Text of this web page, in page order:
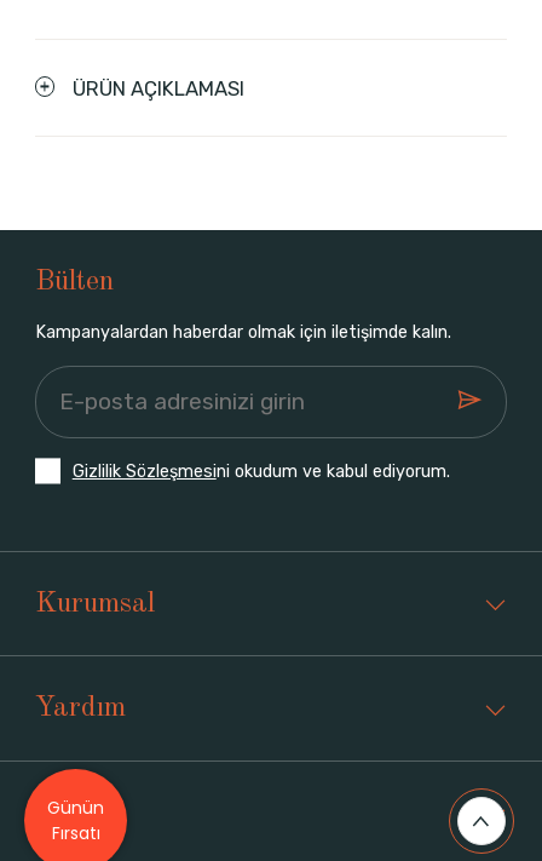
ÜRÜN AÇIKLAMASI
Bülten
Kampanyalardan haberdar olmak için iletişimde kalın.
Gizlilik Sözleşmesini okudum ve kabul ediyorum.
Kurumsal
Yardım
Üyelik
Günün
Fırsatı